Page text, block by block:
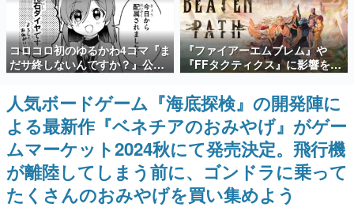
の形をした短編ホラー小説集です。
新世代に訊く
これからのデジタルゲーム市場を担う若きクリエイター達
の姿を追い、彼らのルーツと情熱を探っていきます。
ゲーム世代の作家たち
ゲームに多大な影響を受けた作家さんに取材し、ゲームが
日本のコンテンツ産業やカルチャーに与えた影響を探る企
画です。
日本モバイルゲーム産業史
日本のモバイルゲーム史における主要なトピック・タイト
ルを網羅するほか、開発者へのインタビューや識者による
解説を掲載。約20年の歴史が一望できる決定版！
ムも搭載
『Moonlighter 2』の9月2日正
式リリースを記念したキャンペ
ーン
コロコロ初のゆるかわ4コマ『ま
だサ終しないんですか？』公開
スタート。主人公は新入社員の
侘石ダイヤ、ゲーム会社を舞台
にトラブルへ対応する社員たち
を描く
『ファイアーエムブレム』や
『FFタクティクス』に影響を受
けた新作戦略RPG『Beaten
Path』2027年に発売へ。
PC（Steam）、PS5、Xbox、
Switch向けにリリース予定
人気ボードゲーム『海底探検』の開発陣に
よる最新作『ベネチアのおみやげ』がゲー
ムマーケット2024秋にて発売決定。飛行機
が離陸してしまう前に、ゴンドラに乗って
たくさんのおみやげを買い集めよう